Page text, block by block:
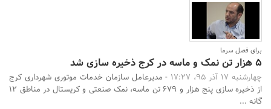
برای فصل سرما
5 هزار تن نمک و ماسه در کرج ذخیره سازی شد
چهارشنبه 17 آذر 95، 17:27 -
مدیرعامل سازمان خدمات موتوری شهرداری کرج
از ذخیره سازی پنج هزار و 679 تن ماسه، نمک صنعتی و کریستال در مناطق 12
گانه ...